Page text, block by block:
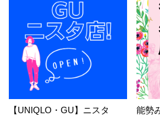
【UNIQLO・GU】ニスタ
能勢